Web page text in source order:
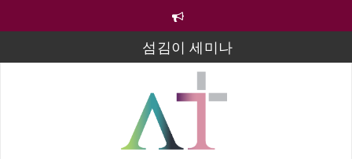
섬김이 세미나
김태희 자매 졸업연주
2023년 어린이 주일 유초등부 발표
라합3 나라 봉헌송